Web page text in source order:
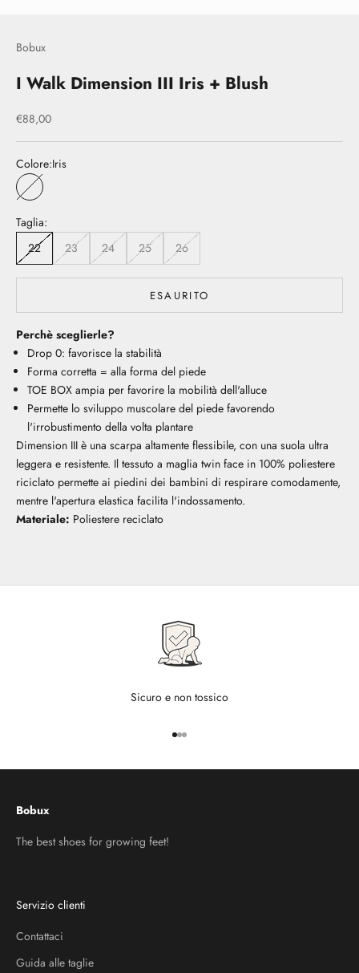
Bobux
I Walk Dimension III Iris + Blush
Prezzo scontato
€88,00
Colore:Iris
Iris
Taglia:
22
23 24 25 26
ESAURITO
Perchè sceglierle?
Drop 0: favorisce la stabilità
Forma corretta = alla forma del piede
TOE BOX ampia per favorire la mobilità dell'alluce
Permette lo sviluppo muscolare del piede favorendo
l'irrobustimento della volta plantare
Dimension III è una scarpa altamente flessibile, con una suola ultra
leggera e resistente. Il tessuto a maglia twin face in 100% poliestere
riciclato permette ai piedini dei bambini di respirare comodamente,
mentre l'apertura elastica facilita l'indossamento.
Materiale: Poliestere reciclato
Sicuro e non tossico
Vai all'articolo 1
Vai all'articolo 2
Vai all'articolo 3
Bobux
The best shoes for growing feet!
Servizio clienti
Contattaci
Guida alle taglie